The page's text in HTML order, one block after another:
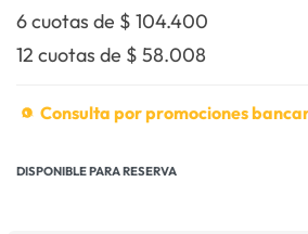
6 cuotas de $ 104.400
12 cuotas de $ 58.008
Consulta por promociones
DISPONIBLE PARA RESERVA